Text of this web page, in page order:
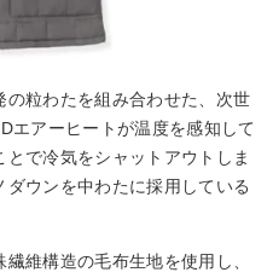
粒わたを組み合わせた、次世
エアーヒートが温度を感知して
で冷気をシャットアウトしま
ウンを中わたに採用している
維構造の毛布生地を使用し、